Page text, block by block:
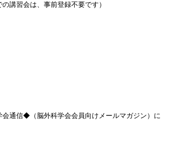
講習会は、事前登録不要です）
通信◆（脳外科学会会員向けメールマガジン）に